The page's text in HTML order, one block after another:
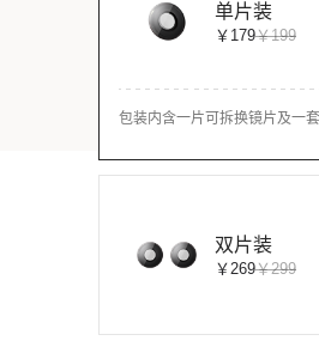
单片装
￥179￥199
包装内含一片可拆换镜片及一
双片装
￥269￥299